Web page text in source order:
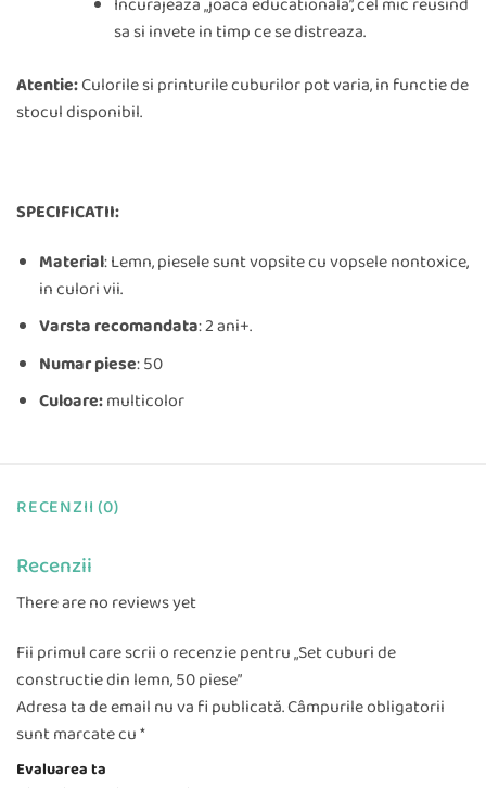
sa si invete in timp ce se distreaza.
Atentie:Culorile si printurile cuburilor pot varia, in functie de
stocul disponibil.
SPECIFICATII:
Material: Lemn, piesele sunt vopsite cu vopsele nontoxice,
in culori vii.
Varsta recomandata: 2 ani+.
Numar piese: 50
Culoare:multicolor
RECENZII (0)
Recenzii
There are no reviews yet
Fii primul care scrii o recenzie pentru „Set cuburi de
constructie din lemn, 50 piese”
Adresa ta de email nu va fi publicată.Câmpurile obligatorii
sunt marcate cu*
Evaluarea ta